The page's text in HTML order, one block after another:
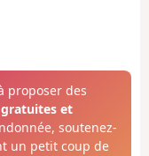
proposer des
et
soutenez-
un petit coup de